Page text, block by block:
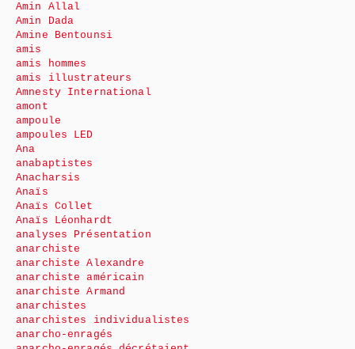
Amin Allal
Amin Dada
Amine Bentounsi
amis
amis hommes
amis illustrateurs
Amnesty International
amont
ampoule
ampoules LED
Ana
anabaptistes
Anacharsis
Anaïs
Anaïs Collet
Anaïs Léonhardt
analyses Présentation
anarchiste
anarchiste Alexandre
anarchiste américain
anarchiste Armand
anarchistes
anarchistes individualistes
anarcho-enragés